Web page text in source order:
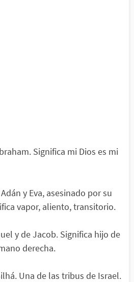
Significa mi Dios es mi
y Eva, asesinado por su
vapor, aliento, transitorio.
y de Jacob. Significa hijo de
derecha.
Una de las tribus de Israel.